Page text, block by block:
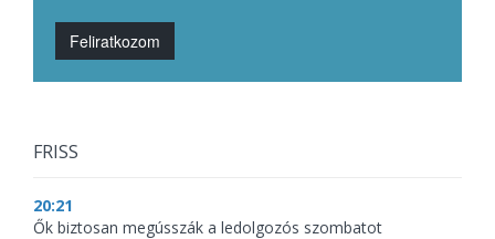
Feliratkozom
FRISS
20:21
Ők biztosan megússzák a ledolgozós szombatot